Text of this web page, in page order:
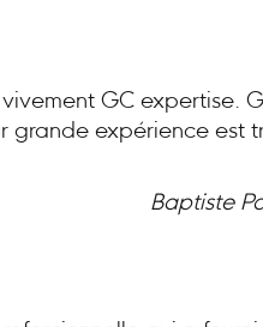
GC expertise.
grande expérience est
Baptiste